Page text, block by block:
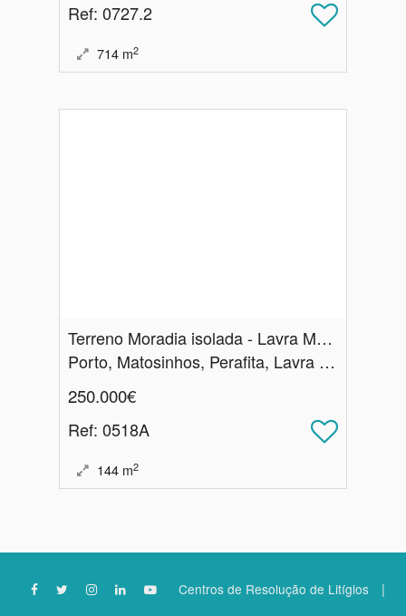
Ref: 0727.2
714 m2
Terreno Moradia isolada - Lavra Matosinhos
Porto, Matosinhos, Perafita, Lavra e Santa Cruz do Bispo
250.000€
Ref: 0518A
144 m2
Centros de Resolução de Litígios
|